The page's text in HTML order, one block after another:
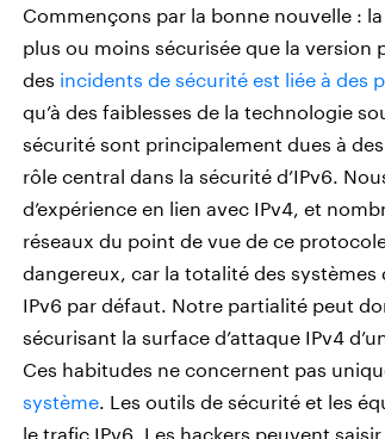
Commençons par la bonne nouvelle :
plus ou moins sécurisée que la version
des incidents de sécurité est liée à
qu’à des faiblesses de la technologie
sécurité sont principalement dues à
rôle central dans la sécurité d’IPv6.
d’expérience en lien avec IPv4, et
réseaux du point de vue de ce
dangereux, car la totalité des systèmes
IPv6 par défaut. Notre partialité peut
sécurisant la surface d’attaque IPv4
Ces habitudes ne concernent pas
système. Les outils de sécurité et les
le trafic IPv6. Les hackers peuvent